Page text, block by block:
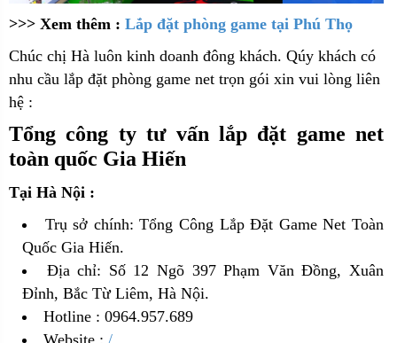
>>> Xem thêm : Lắp đặt phòng game tại Phú Thọ
Chúc chị Hà luôn kinh doanh đông khách. Qúy khách có
nhu cầu lắp đặt phòng game net trọn gói xin vui lòng liên
hệ :
Tổng công ty tư vấn lắp đặt game net
toàn quốc Gia Hiến
Tại Hà Nội :
Trụ sở chính: Tổng Công Lắp Đặt Game Net Toàn
Quốc Gia Hiến.
Địa chỉ: Số 12 Ngõ 397 Phạm Văn Đồng, Xuân
Đỉnh, Bắc Từ Liêm, Hà Nội.
Hotline : 0964.957.689
Website : /